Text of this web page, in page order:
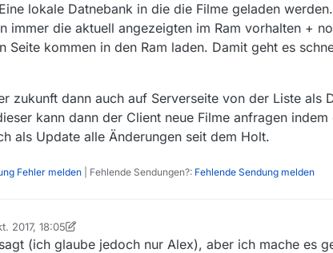
lokale Datnebank in die die Filme geladen werden.
immer die aktuell angezeigten im Ram vorhalten +
Seite kommen in den Ram laden. Damit geht es
zukunft dann auch auf Serverseite von der Liste als
kann dann der Client neue Filme anfragen
als Update alle Änderungen seit dem Holt.
Fehler melden | Fehlende Sendungen?: Fehlende Sendung melden
2017, 18:05
bagbag
(ich glaube jedoch nur Alex), aber ich mache es